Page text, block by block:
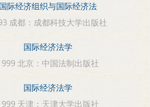
国际经济组织与国际经济法
成都：成都科技大学出版社
国际经济法学
北京：中国法制出版社
国际经济法学
天津：天津大学出版社